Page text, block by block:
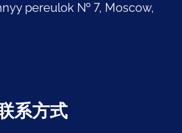
pereulok № 7, Moscow,
系方式